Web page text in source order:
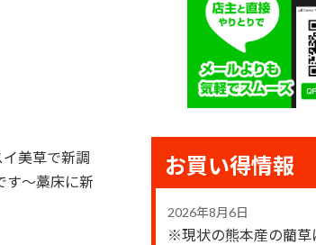
美草で新調
す～藁床に新
お買い得情報
2026年8月6日
※現状の熊本産の藺草